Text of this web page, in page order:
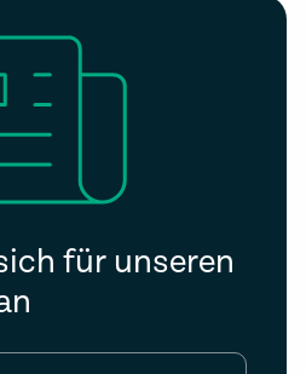
für unseren